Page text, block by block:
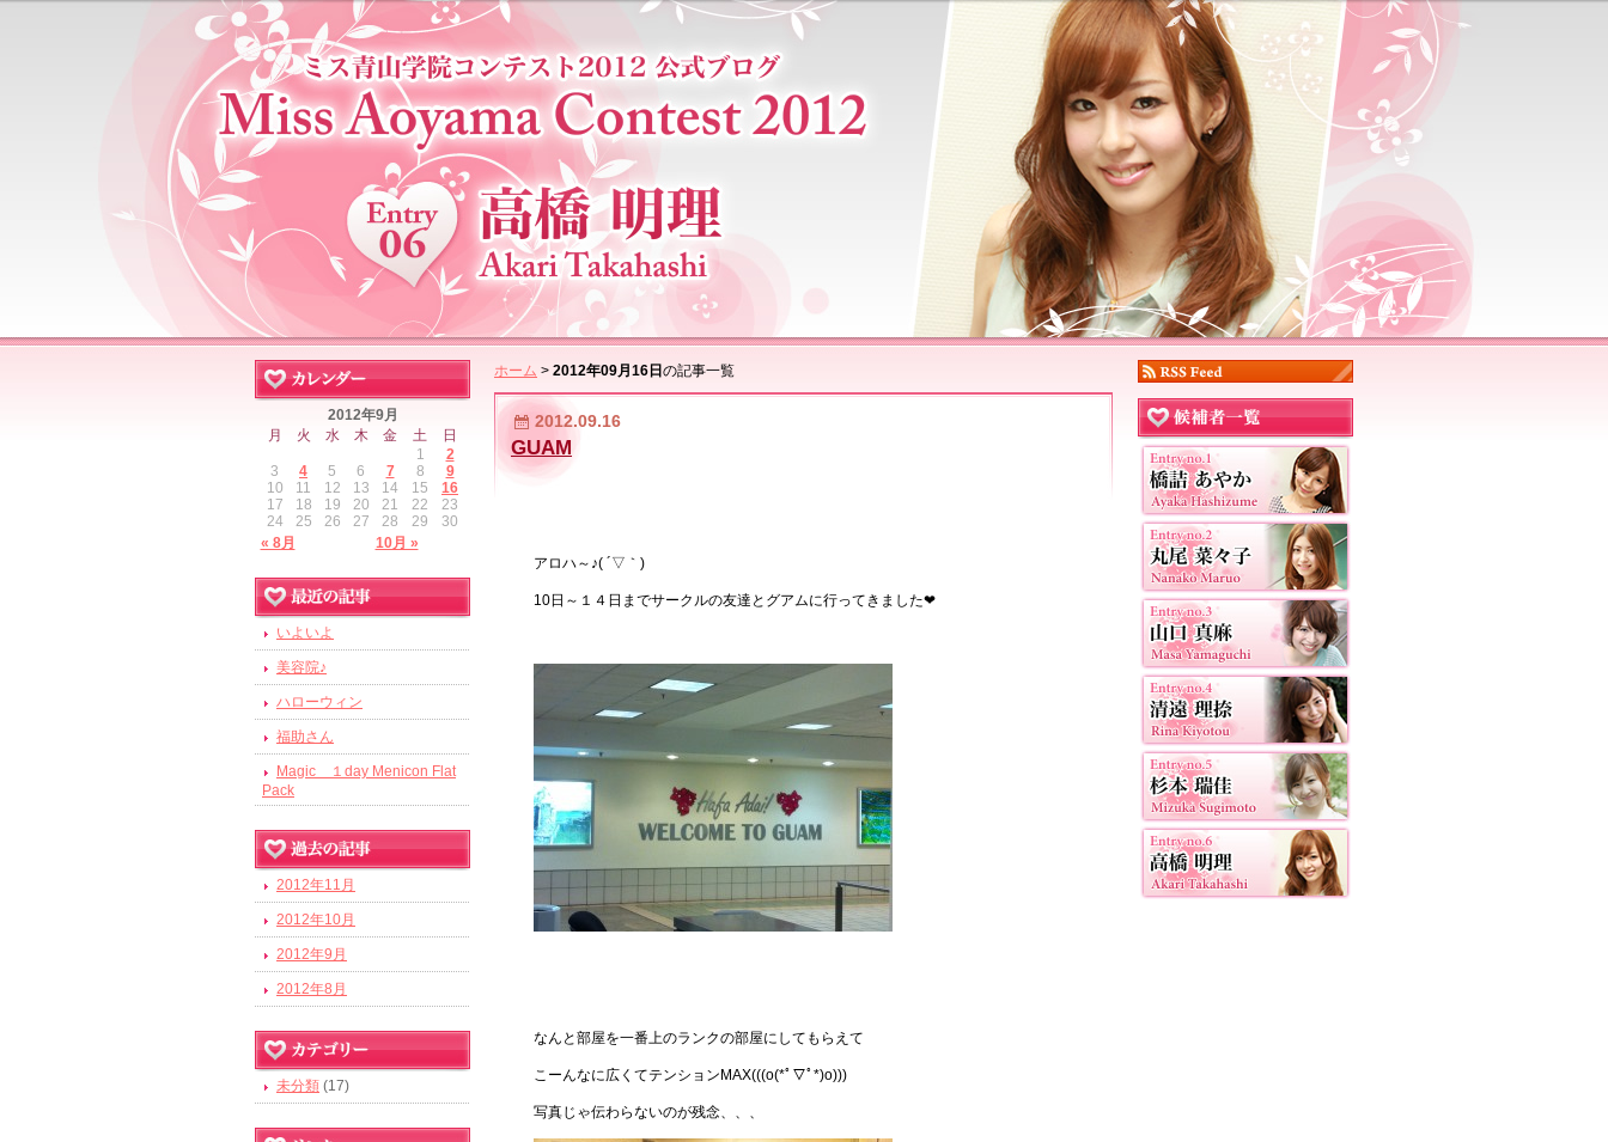
ホーム > 2012年09月16日 の記事一覧
2012.09.16
GUAM
アロハ～♪( ´▽｀)
10日～１４日までサークルの友達とグアムに行ってきました❤
なんと部屋を一番上のランクの部屋にしてもらえて
こーんなに広くてテンションMAX(((o(*ﾟ▽ﾟ*)o)))
写真じゃ伝わらないのが残念、、、
2012年9月
月
火 水 木 金 土 日
« 8月 10月 »
1
2
3
4 5 6 7 8
9
10
11 12 13 14 15
16
17
18 19 20 21 22
23
24
25 26 27 28 29 30
いよいよ
美容院♪
ハローウィン
福助さん
Magic １day Menicon Flat
Pack
2012年11月
2012年10月
2012年9月
2012年8月
未分類 (17)